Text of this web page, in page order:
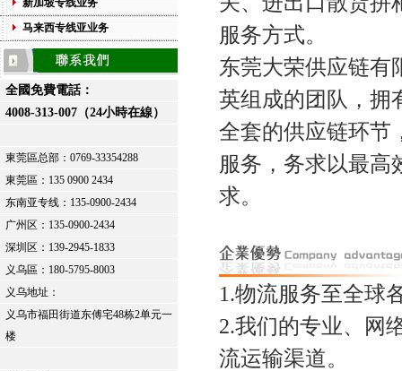
新加坡专线业务
马来西专线亚业务
全國免費電話：
4008-313-007（24小時在線）
東莞區总部： 0769-33354288
東莞區： 135 0900 2434
东南亚专线：135-0900-2434
广州区：135-0900-2434
深圳区：139-2945-1833
义乌區： 180-5795-8003
义乌地址：
义乌市福田街道东傅宅48栋2单元一
楼
服务方式。
东莞大荣供应链有
英组成的团队，拥
全套的供应链环节
服务，务求以最高
求。
1.物流服务至全球
2.我们的专业、网
流运输渠道。